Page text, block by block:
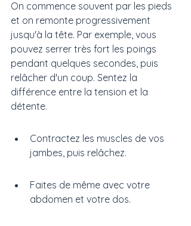
On commence souvent par les pieds
et on remonte progressivement
jusqu'à la tête. Par exemple, vous
pouvez serrer très fort les poings
pendant quelques secondes, puis
relâcher d'un coup. Sentez la
différence entre la tension et la
détente.
Contractez les muscles de vos
jambes, puis relâchez.
Faites de même avec votre
abdomen et votre dos.